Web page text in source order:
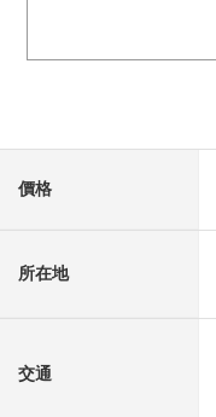
價格
所在地
交通